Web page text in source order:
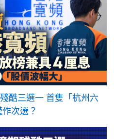
酷三選一 首隻「杭州六
次選？